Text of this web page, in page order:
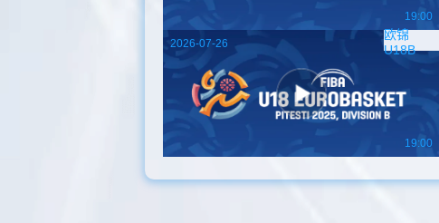
19:00
欧锦
U18B
19:00
2026-07-26